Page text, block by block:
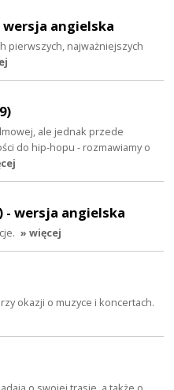
wersja angielska
pierwszych, najważniejszych
ale jednak przede
do hip-hopu - rozmawiamy o
- wersja angielska
» więcej
okazji o muzyce i koncertach.